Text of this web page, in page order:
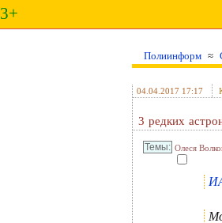
3+
Полиинформ ≈
04.04.2017 17:17
3 редких
Олеся